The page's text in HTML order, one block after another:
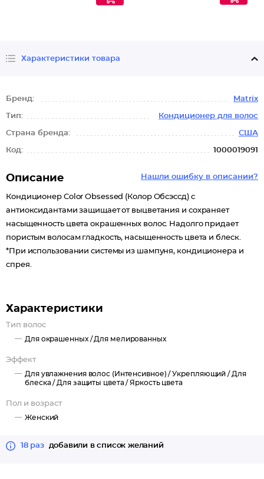
Характеристики товара
Бренд: Matrix
Тип: Кондиционер для волос
Страна бренда: США
Код: 1000019091
Нашли ошибку в описании?
Описание
Кондиционер Color Obsessed (Колор Обсэссд) с
антиоксидантами защищает от выцветания и сохраняет
насыщенность цвета окрашенных волос. Надолго придает
пористым волосам гладкость, насыщенность цвета и блеск.
*При использовании системы из шампуня, кондиционера и
спрея.
Характеристики
Тип волос
Для окрашенных /Для мелированных
Эффект
Для увлажнения волос (Интенсивное) /Укрепляющий / Для
блеска / Для защиты цвета /Яркость цвета
Пол и возраст
Женский
18 раз добавили в список желаний